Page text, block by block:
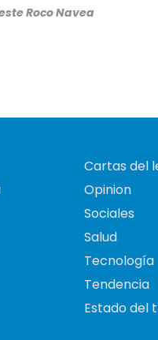
Roco Navea
Cartas del
Opinion
Sociales
Salud
Tecnología
Tendencia
Estado del